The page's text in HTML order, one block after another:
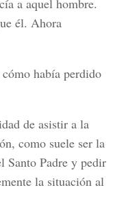
a aquel hombre.
él. Ahora
había perdido
de asistir a la
como suele ser la
Santo Padre y pedir
la situación al